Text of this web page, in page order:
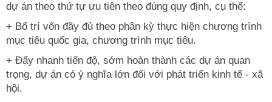
dự án theo thứ tự ưu tiên theo đúng quy định, cụ thể:
+ Bố trí vốn đầy đủ theo phân kỳ thực hiện chương trình
mục tiêu quốc gia, chương trình mục tiêu.
+ Đẩy nhanh tiến độ, sớm hoàn thành các dự án quan
trọng, dự án có ý nghĩa lớn đối với phát triển kinh tế - xã
hội.